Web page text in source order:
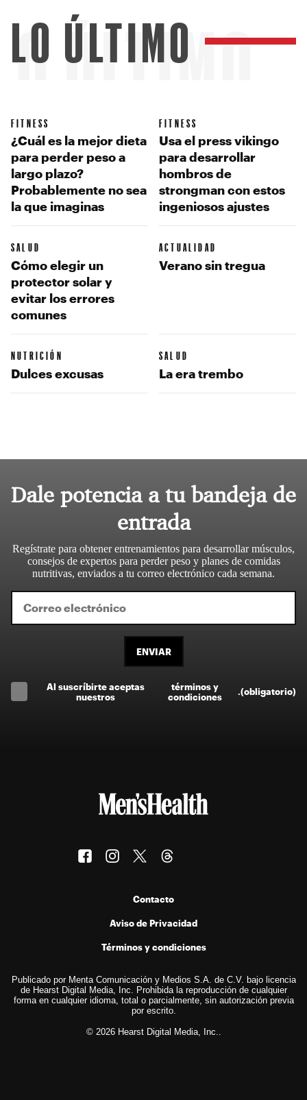
ÚLTIMO
LO ÚLTIMO
FITNESS
¿Cuál es la mejor dieta
para perder peso a
largo plazo?
Probablemente no sea
la que imaginas
FITNESS
Usa el press vikingo
para desarrollar
hombros de
strongman con estos
ingeniosos ajustes
SALUD
Cómo elegir un
protector solar y
evitar los errores
comunes
ACTUALIDAD
Verano sin tregua
NUTRICIÓN
Dulces excusas
SALUD
La era trembo
Dale potencia a tu bandeja de
entrada
Regístrate para obtener entrenamientos para desarrollar músculos,
consejos de expertos para perder peso y planes de comidas
nutritivas, enviados a tu correo electrónico cada semana.
ENVIAR
Al suscríbirte aceptas
nuestros
términos y
condiciones
.(obligatorio)
Contacto
Aviso de Privacidad
Términos y condiciones
Publicado por Menta Comunicación y Medios S.A. de C.V. bajo licencia
de Hearst Digital Media, Inc. Prohibida la reproducción de cualquier
forma en cualquier idioma, total o parcialmente, sin autorización previa
por escrito.
© 2026 Hearst Digital Media, Inc..